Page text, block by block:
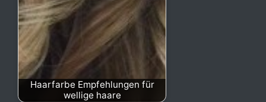
Haarfarbe Empfehlungen für
wellige haare